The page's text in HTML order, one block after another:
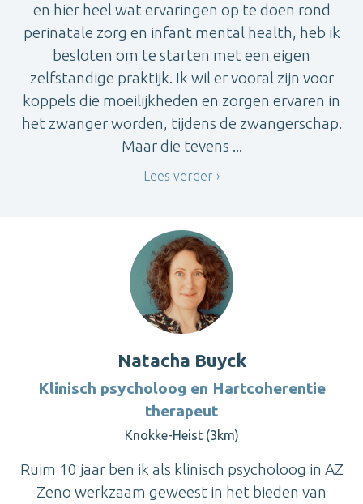
en hier heel wat ervaringen op te doen rond
perinatale zorg en infant mental health, heb ik
besloten om te starten met een eigen
zelfstandige praktijk. Ik wil er vooral zijn voor
koppels die moeilijkheden en zorgen ervaren in
het zwanger worden, tijdens de zwangerschap.
Maar die tevens ...
Lees verder
Natacha Buyck
Klinisch psycholoog en Hartcoherentie
therapeut
Knokke-Heist (3km)
Ruim 10 jaar ben ik als klinisch psycholoog in AZ
Zeno werkzaam geweest in het bieden van